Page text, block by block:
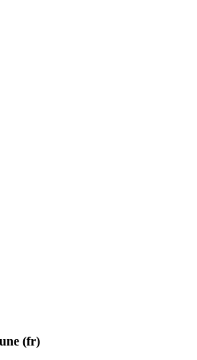
(fr)